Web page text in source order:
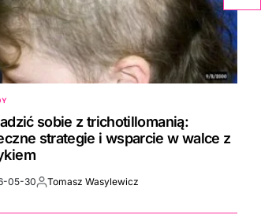
sobie z trichotillomanią:
strategie i wsparcie w walce z
05-30By:Tomasz Wasylewicz